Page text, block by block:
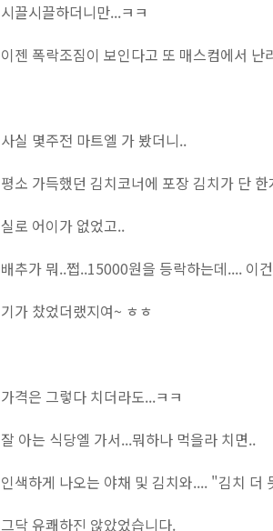
시끌시끌하더니만...ㅋㅋ
이젠 폭락조짐이 보인다고 또 매스컴에서 난
사실 몇주전 마트엘 가 봤더니..
평소 가득했던 김치코너에 포장 김치가 단
실로 어이가 없었고..
배추가 뭐..쩝..15000원을 등락하는데.... 이
기가 찼었더랬지여~ ㅎㅎ
가격은 그렇다 치더라도...ㅋㅋ
잘 아는 식당엘 가서...뭐하나 먹을라 치면..
인색하게 나오는 야채 및 김치와.... "김치 더
그닥 유쾌하진 않았었습니다.